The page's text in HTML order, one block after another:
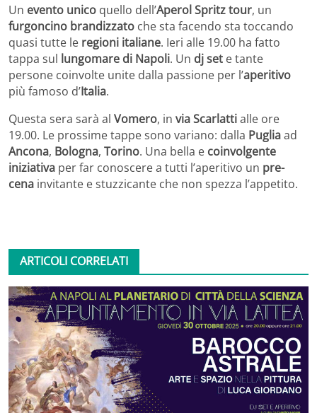
Un evento unico quello dell’Aperol Spritz tour, un
furgoncino brandizzato che sta facendo sta toccando
quasi tutte le regioni italiane. Ieri alle 19.00 ha fatto
tappa sul lungomare di Napoli. Un dj set e tante
persone coinvolte unite dalla passione per l’aperitivo
più famoso d’Italia.
Questa sera sarà al Vomero, in via Scarlattialle ore
19.00. Le prossime tappe sono variano: dalla Pugliaad
Ancona, Bologna, Torino. Una bella e coinvolgente
iniziativa per far conoscere a tutti l’aperitivo un pre-
cena invitante e stuzzicante che non spezza l’appetito.
ARTICOLI CORRELATI